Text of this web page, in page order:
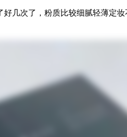
几次了，粉质比较细腻轻薄定